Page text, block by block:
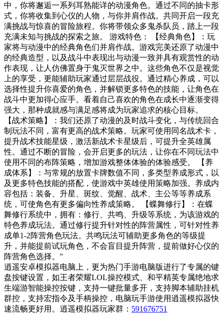
中，你将邂逅一系列耳熟能详的动漫角色。通过不同的抽卡形
式，你将收集到心仪的人物，与你并肩作战。共同开启一段充
满挑战与惊喜的冒险旅程。你将带领众多鬼杀队员，踏上一段
充满未知与挑战的探索之旅。 游戏特色： 【经典角色】：玩
家将与动漫中的经典角色们并肩作战。游戏完美还原了动漫中
的经典造型，以及战斗中表现出与动漫一致并具有观赏性的动
作表现，让人仿佛置身于鬼灭世界之中。这些角色不仅是视觉
上的享受，更能辅助玩家通过层层战役。通过精心养成，可以
选择性提升你喜爱的角色，并解锁更多特色的技能，让角色在
战斗中更加得心应手。看着自己喜欢的角色在成长中逐渐变得
强大，那种成就感与满足感将成为玩家追求的核心目标。
【战术策略】：我们还原了动漫的及时战斗变化，与传统回合
制玩法不同，富有更高的战术策略。玩家可使用同名战术卡，
提升战术技能星级，激活新战术卡星级后，可提升全英雄属
性。通过不断的冒险，会开启更多的玩法，让你在不同玩法中
使用不同的布阵策略，增加游戏整体体验的体验感受。 【养
成体系】：与常规的放置卡牌数值不同，多类型养成形式，以
及更多特色技能的搭配，使游戏中英雄使用策略加强。养成内
容包括：装备、升星、斑纹、觉醒、战术、主公等等养成系
统，可使角色有更多偏向性养成策略。 【蝶舞修行】：在蝶
舞修行系统中，拥有：修行、共鸣、升级等系统，为该游戏的
特色养成玩法。通过修行提升针对性的阵营属性，可针对性养
成单1-2阵营角色玩法。共鸣玩法可辅助更多角色的等级提
升，并能提前试玩角色，不会盲目提升阵营，提前做好心仪的
阵营角色选择。"
逍遥安卓模拟器电脑上，更为热门手游电脑版进行了专属的键
盘按键设置，如王者荣耀LOL操控模式、和平精英专属绝地求
生端游智能操控按键，支持一键批量多开，支持脚本辅助挂机
群控，支持宏指令及手柄操控，电脑玩手游使用逍遥模拟器快
速流畅更好用。逍遥模拟器玩家群： 591676751